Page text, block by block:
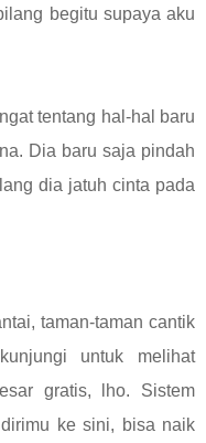
begitu supaya aku
tentang hal-hal baru
Dia baru saja pindah
dia jatuh cinta pada
taman-taman cantik
untuk melihat
gratis, lho. Sistem
ke sini, bisa naik